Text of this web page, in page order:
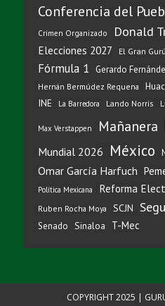
Conferencia del
Crimen Organizado Donald
Elecciones 2027 El Gran Gurú
Fórmula 1 Gerardo
Hernán Bermúdez Requena
INE La Barredora Lando Norris
Max Verstappen Mañanera
Mundial 2026 México
Omar García Harfuch
Política Mexicana
Reforma
Ruben Rocha Moya
SCJN
Senado Sinaloa T-Mec
COPYRIGHT 2025 |